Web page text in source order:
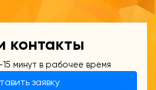
контакты
минут в рабочее время
заявку